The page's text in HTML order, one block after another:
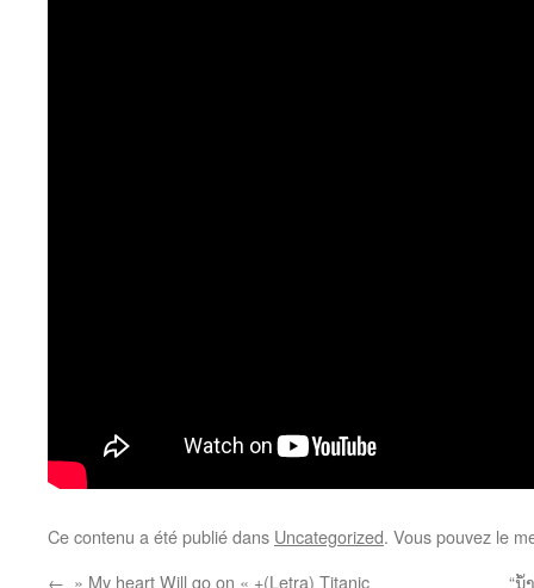
Ce contenu a été publié dans Uncategorized. Vous pouvez le
← » My heart Will go on « +(Letra) Titanic “